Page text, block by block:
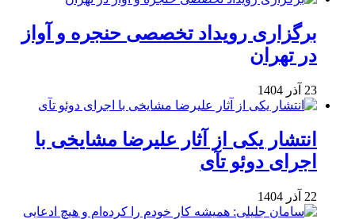
برگزاری رویداد تخصصی حنجره و آواز
در تهران
23 آذر 1404
انتشار یکی از آثار علیرضا مشایخی با
اجرای دوئو تآی
22 آذر 1404